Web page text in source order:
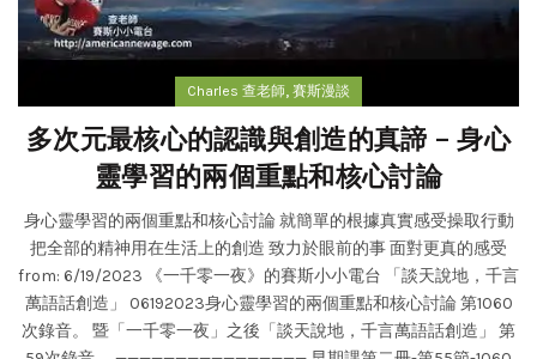
Charles 查老師, 賽斯漫談
多次元最核心的認識與創造的真諦 – 身心
靈學習的兩個重點和核心討論
身心靈學習的兩個重點和核心討論 就簡單的根據真實感受操取行動
把全部的精神用在生活上的創造 致力於眼前的事 面對更真的感受
from: 6/19/2023 《一千零一夜》的賽斯小小電台 「談天說地，千言
萬語話創造」 06192023身心靈學習的兩個重點和核心討論 第1060
次錄音。 暨「一千零一夜」之後「談天說地，千言萬語話創造」 第